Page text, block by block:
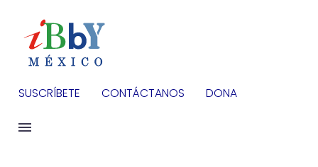
SUSCRÍBETE CONTÁCTANOS DONA